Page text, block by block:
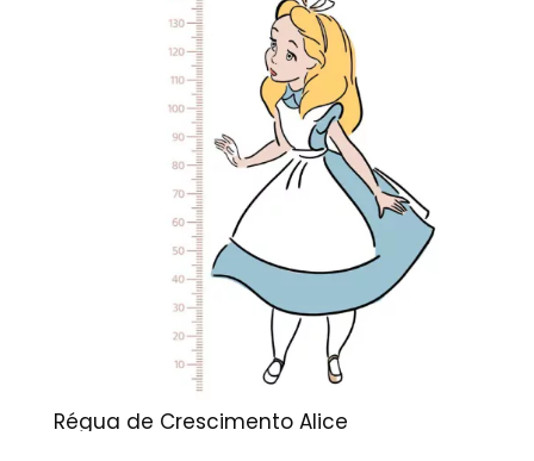
Régua de Crescimento Alice